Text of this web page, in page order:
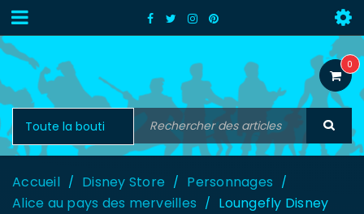
0
Accueil / Disney Store / Personnages /
Alice au pays des merveilles / Loungefly Disney